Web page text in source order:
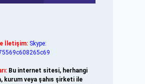
İletişim: Skype:
Bu internet sitesi, herhangi
kurum veya şahıs şirketi ile